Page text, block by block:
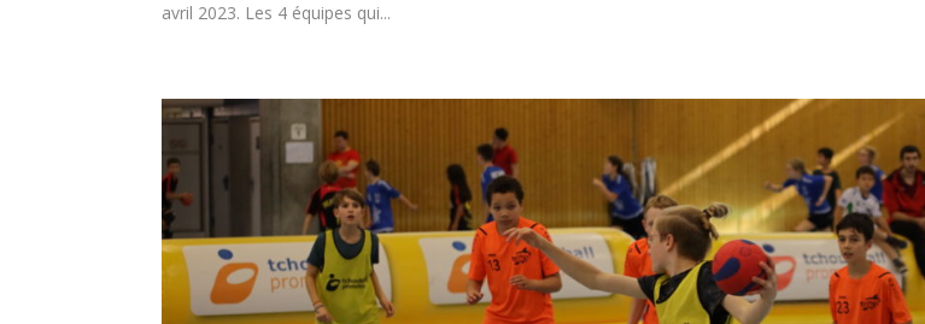
avril 2023. Les 4 équipes qui...